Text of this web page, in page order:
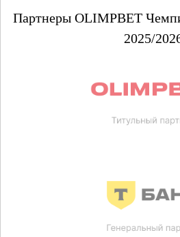
Партнеры OLIMPBET
2025/